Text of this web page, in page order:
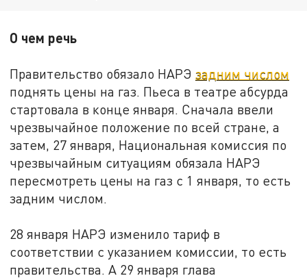
О чем речь
Правительство обязало НАРЭзадним числом
поднять цены на газ. Пьеса в театре абсурда
стартовала в конце января. Сначала ввели
чрезвычайное положение по всей стране, а
затем, 27 января, Национальная комиссия по
чрезвычайным ситуациям обязала НАРЭ
пересмотреть цены на газ с 1 января, то есть
задним числом.
28 января НАРЭ изменило тариф в
соответствии с указанием комиссии, то есть
правительства. А 29 января глава